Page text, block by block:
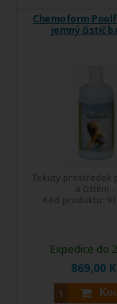
Chemoform
jemný čistič
Tekutý prostředek
a čištění ...
Kód produktu:
869,00
Expedice do